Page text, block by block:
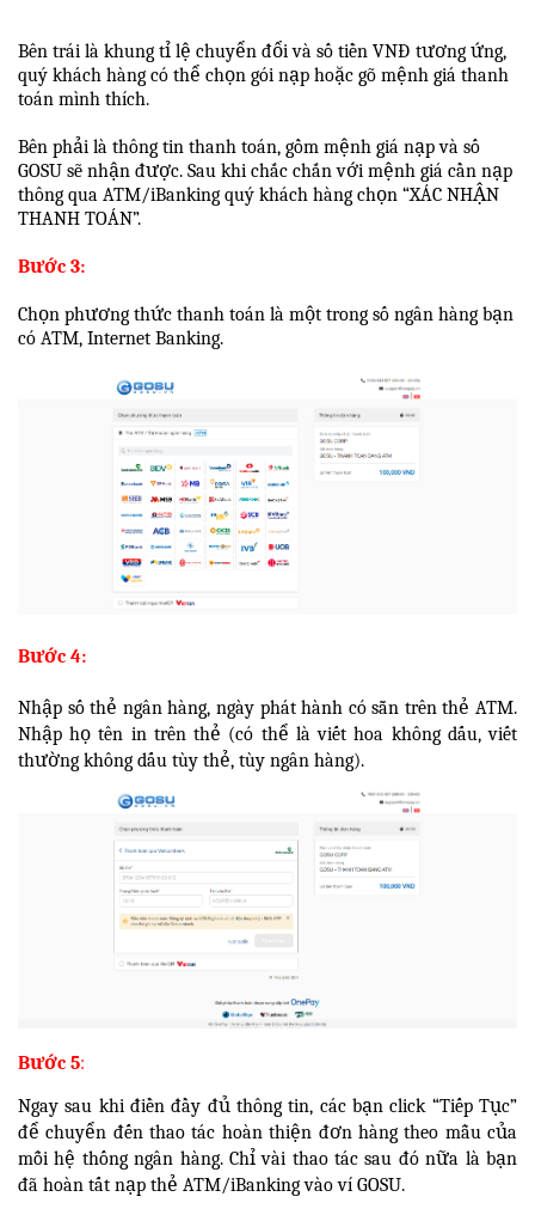
Bên trái là khung tỉ lệ chuyển đổi và số tiền VNĐ tương ứng,
quý khách hàng có thể chọn gói nạp hoặc gõ mệnh giá thanh
toán mình thích.
Bên phải là thông tin thanh toán, gồm mệnh giá nạp và số
GOSU sẽ nhận được. Sau khi chắc chắn với mệnh giá cần nạp
thông qua ATM/iBanking quý khách hàng chọn “XÁC NHẬN
THANH TOÁN”.
Bước 3:
Chọn phương thức thanh toán là một trong số ngân hàng bạn
có ATM, Internet Banking.
Bước 4:
Nhập số thẻ ngân hàng, ngày phát hành có sẵn trên thẻ ATM.
Nhập họ tên in trên thẻ (có thể là viết hoa không dấu, viết
thường không dấu tùy thẻ, tùy ngân hàng).
Bước 5:
Ngay sau khi điền đầy đủ thông tin, các bạn click “Tiếp Tục”
để chuyển đến thao tác hoàn thiện đơn hàng theo mẫu của
mỗi hệ thống ngân hàng. Chỉ vài thao tác sau đó nữa là bạn
đã hoàn tất nạp thẻ ATM/iBankingvào ví GOSU.